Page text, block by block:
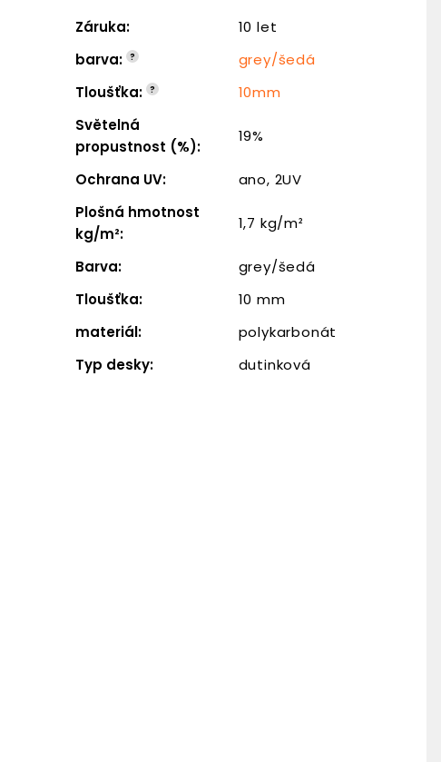
Záruka:
10 let
barva: ?
grey/šedá
Tloušťka: ?
10mm
Světelná
propustnost (%):
19%
Ochrana UV:
ano, 2UV
Plošná hmotnost
kg/m²:
1,7 kg/m²
Barva:
grey/šedá
Tloušťka:
10 mm
materiál:
polykarbonát
Typ desky: dutinková